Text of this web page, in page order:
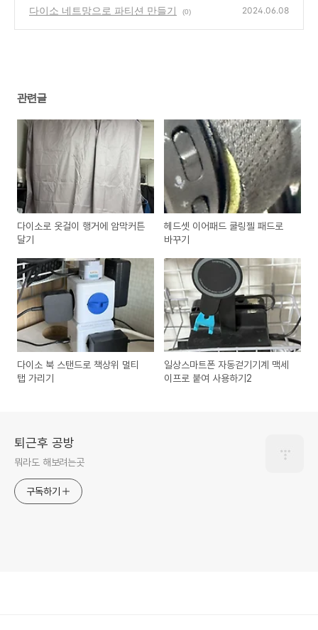
사용하기2
(8)
다이소 네트망으로 파티션 만들기 (0) 2024.06.08
관련글
다이소로 옷걸이 행거에 암막커튼
달기
헤드셋 이어패드 쿨링젤 패드로
바꾸기
다이소 북 스탠드로 책상위 멀티
탭 가리기
일상스마트폰 자동걷기기계 맥세
이프로 붙여 사용하기2
퇴근후 공방
뭐라도 해보려는곳
구독하기